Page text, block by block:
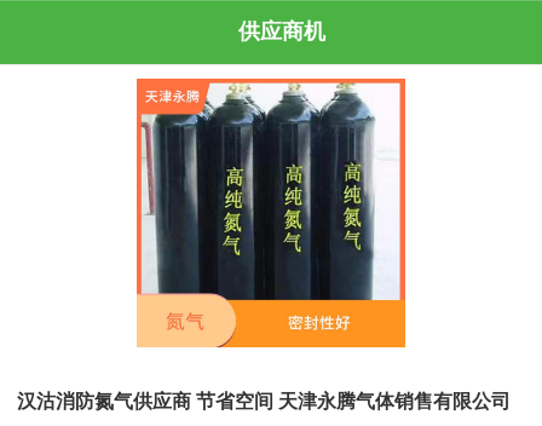
供应商机
汉沽消防氮气供应商 节省空间 天津永腾气体销售有限公司